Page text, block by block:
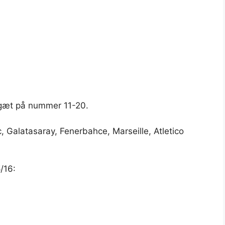
på nummer 11-20.
Galatasaray, Fenerbahce, Marseille, Atletico
16: